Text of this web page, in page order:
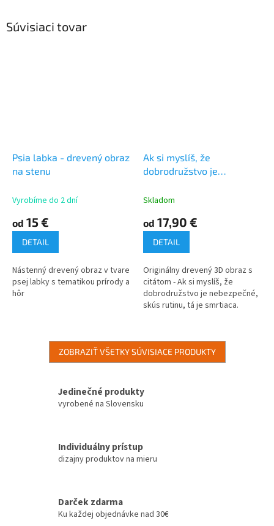
Súvisiaci tovar
Psia labka - drevený obraz
na stenu
Vyrobíme do 2 dní
od 15 €
DETAIL
Nástenný drevený obraz v tvare
psej labky s tematikou prírody a
hôr
Ak si myslíš, že
dobrodružstvo je
na stenu
Skladom
od 17,90 €
DETAIL
Originálny drevený 3D obraz s
citátom - Ak si myslíš, že
dobrodružstvo je nebezpečné,
skús rutinu, tá je smrtiaca.
ZOBRAZIŤ VŠETKY SÚVISIACE PRODUKTY
Jedinečné produkty
vyrobené na Slovensku
Individuálny prístup
dizajny produktov na mieru
Darček zdarma
Ku každej objednávke nad 30€